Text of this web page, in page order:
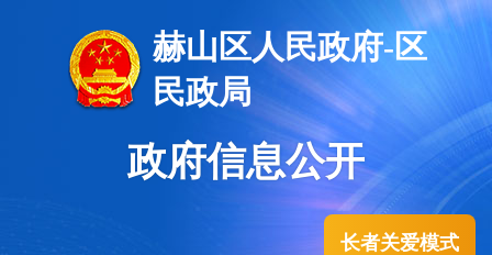
赫山区人民政府-区
民政局
政府信息公开
长者关爱模式